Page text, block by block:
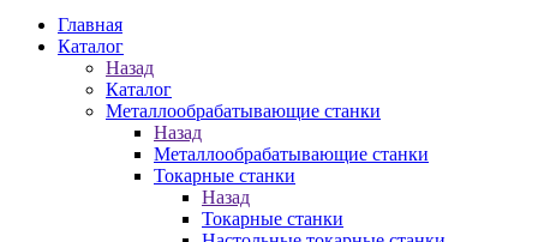
Главная
Каталог
Назад
Каталог
Металлообрабатывающие станки
Назад
Металлообрабатывающие станки
Токарные станки
Назад
Токарные станки